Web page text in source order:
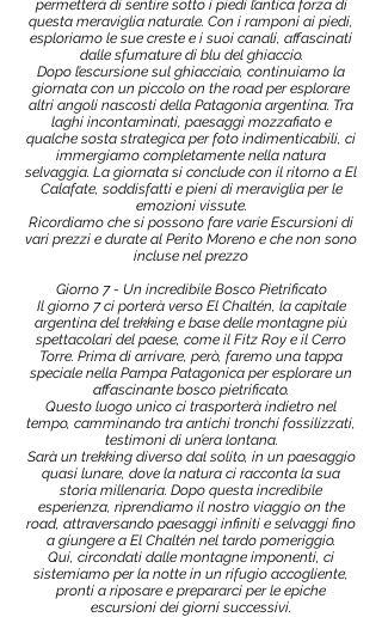
permetterà di sentire sotto i piedi l’antica forza di
questa meraviglia naturale. Con i ramponi ai piedi,
esploriamo le sue creste e i suoi canali, affascinati
dalle sfumature di blu del ghiaccio.
Dopo l’escursione sul ghiacciaio, continuiamo la
giornata con un piccolo on the road per esplorare
altri angoli nascosti della Patagonia argentina. Tra
laghi incontaminati, paesaggi mozzafiato e
qualche sosta strategica per foto indimenticabili, ci
immergiamo completamente nella natura
selvaggia. La giornata si conclude con il ritorno a El
Calafate, soddisfatti e pieni di meraviglia per le
emozioni vissute.
Ricordiamo che si possono fare varie Escursioni di
vari prezzi e durate al Perito Moreno e che non sono
incluse nel prezzo
Giorno 7 - Un incredibile Bosco Pietrificato
Il giorno 7 ci porterà verso El Chaltén, la capitale
argentina del trekking e base delle montagne più
spettacolari del paese, come il Fitz Roy e il Cerro
Torre. Prima di arrivare, però, faremo una tappa
speciale nella Pampa Patagonica per esplorare un
affascinante bosco pietrificato.
Questo luogo unico ci trasporterà indietro nel
tempo, camminando tra antichi tronchi fossilizzati,
testimoni di un’era lontana.
Sarà un trekking diverso dal solito, in un paesaggio
quasi lunare, dove la natura ci racconta la sua
storia millenaria. Dopo questa incredibile
esperienza, riprendiamo il nostro viaggio on the
road, attraversando paesaggi infiniti e selvaggi fino
a giungere a El Chaltén nel tardo pomeriggio.
Qui, circondati dalle montagne imponenti, ci
sistemiamo per la notte in un rifugio accogliente,
pronti a riposare e prepararci per le epiche
escursioni dei giorni successivi.